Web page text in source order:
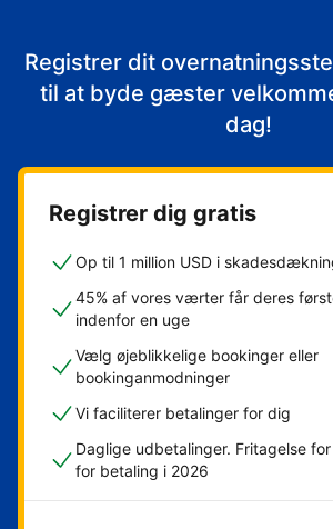
Registrer dit
til at byde gæster
dag!
Registrer dig gratis
Op til 1 million USD i
45% af vores værter får deres
indenfor en uge
Vælg øjeblikkelige bookinger eller
bookinganmodninger
Vi faciliterer betalinger for dig
Daglige udbetalinger. Fritagelse
for betaling i 2026